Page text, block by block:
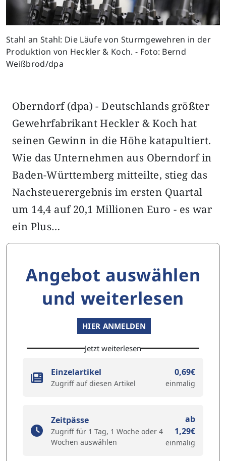
Stahl an Stahl: Die Läufe von Sturmgewehren in der
Produktion von Heckler & Koch. - Foto: Bernd
Weißbrod/dpa
Oberndorf (dpa) - Deutschlands größter
Gewehrfabrikant Heckler & Koch hat
seinen Gewinn in die Höhe katapultiert.
Wie das Unternehmen aus Oberndorf in
Baden-Württemberg mitteilte, stieg das
Nachsteuerergebnis im ersten Quartal
um 14,4 auf 20,1 Millionen Euro - es war
ein Plus…
Angebot auswählen
und weiterlesen
HIER ANMELDEN
Jetzt weiterlesen
Einzelartikel
Zugriff auf diesen Artikel
0,69€
einmalig
Zeitpässe
Zugriff für 1 Tag, 1 Woche oder 4
Wochen auswählen
ab
1,29€
einmalig